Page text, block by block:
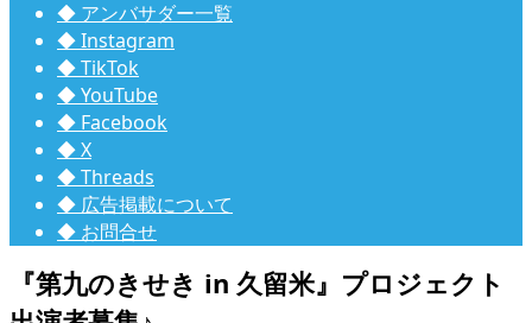
◆ アンバサダー一覧
◆ Instagram
◆ TikTok
◆ YouTube
◆ Facebook
◆ X
◆ Threads
◆ 広告掲載について
◆ お問合せ
『第九のきせき in 久留米』プロジェクト